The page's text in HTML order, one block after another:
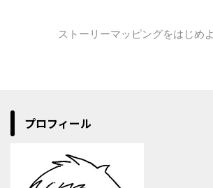
ストーリーマッピングをはじめ
プロフィール